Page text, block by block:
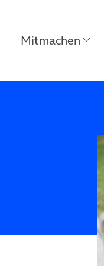
Mitmachen